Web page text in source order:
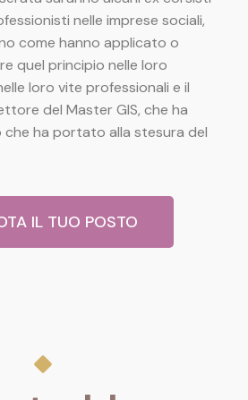
nelle imprese sociali,
come hanno applicato o
quel principio nelle loro
loro vite professionali e il
del Master GIS, che ha
ha portato alla stesura del
IL TUO POSTO